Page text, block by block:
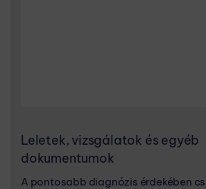
Leletek, vizsgálatok és egyéb
dokumentumok
A pontosabb diagnózis érdekében